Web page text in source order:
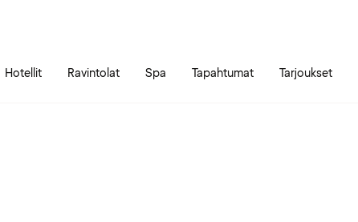
Hotellit Ravintolat Spa Tapahtumat Tarjoukset